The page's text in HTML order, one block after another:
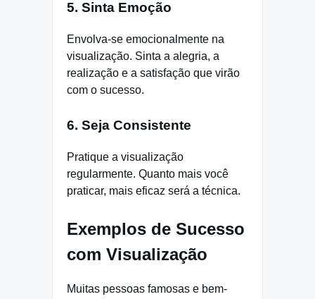
5. Sinta Emoção
Envolva-se emocionalmente na
visualização. Sinta a alegria, a
realização e a satisfação que virão
com o sucesso.
6. Seja Consistente
Pratique a visualização
regularmente. Quanto mais você
praticar, mais eficaz será a técnica.
Exemplos de Sucesso
com Visualização
Muitas pessoas famosas e bem-